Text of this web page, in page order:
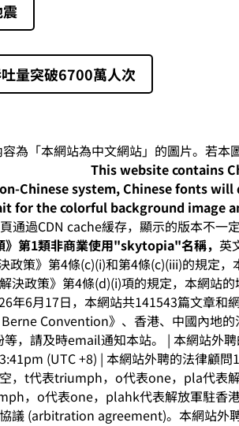
量突破6700萬人次
This website contains
Chinese system, Chinese fonts
for the colorful background image
通過CDN cache緩存，顯示的版本不一
》第1類非商業使用"skytopia"名稱， 英
政策》第4條(c)(i)和第4條(c)(iii)的規定
決政策》第4條(d)(i)項的規定，本網站
年6月17日，本網站共141543篇文章和
Convention》、香港、中國內地的
，請及時email通知本站。 | 本網站外
(UTC +8) | 本網站外聘的法律顧
，t代表triumph，o代表one，pla代表
，o代表one，plahk代表解放軍駐香
議 (arbitration agreement)。本網站外